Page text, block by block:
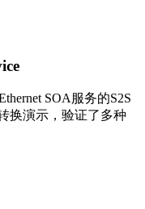
SOA服务的S2S
换演示，验证了多种